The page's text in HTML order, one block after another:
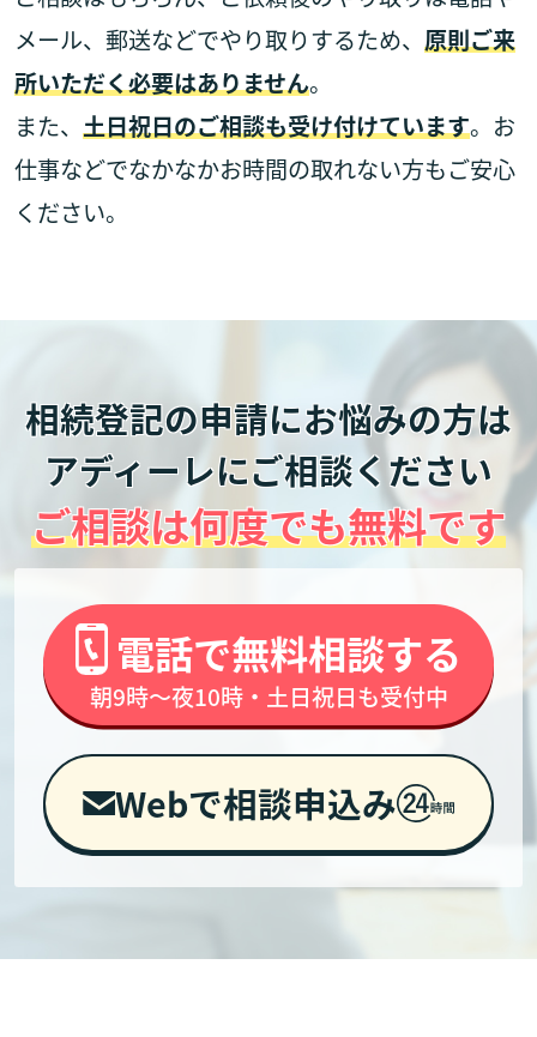
メール、郵送などでやり取りするため、 原則ご来
所いただく必要はありません。
また、 土日祝日のご相談も受け付けています。お
仕事などでなかなかお時間の取れない方もご安心
ください。
相続登記の申請にお悩みの方は
アディーレにご相談ください
ご相談は何度でも無料です
電話で無料相談する
朝9時～夜10時・土日祝日も受付中
Webで相談申込み